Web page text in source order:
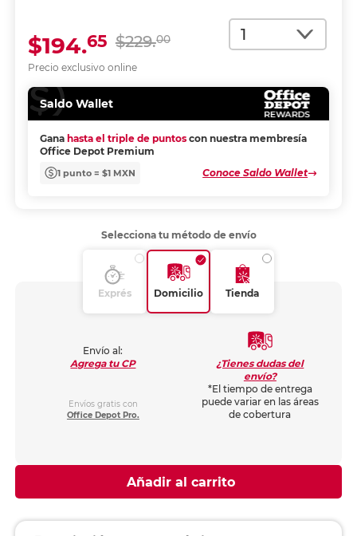
Cantidad
Precio exclusivo online
$229.00
$194.65
Saldo Wallet
Gana hasta el triple de puntos con nuestra membresía
Office Depot Premium
1 punto = $1 MXN Conoce Saldo Wallet
Selecciona tu método de envío
Exprés Domicilio Tienda
Envío al:
Agrega tu CP
Envíos gratis con
Office Depot Pro.
¿Tienes dudas del
envío?
*El tiempo de entrega
puede variar en las áreas
de cobertura
Añadir al carrito